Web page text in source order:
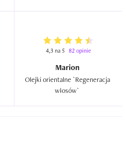
4,3 na 5 82 opinie
Marion
Olejki orientalne `Regeneracja